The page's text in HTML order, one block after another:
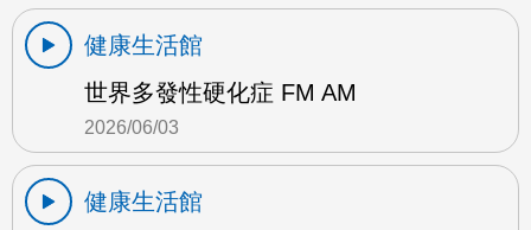
健康生活館
世界多發性硬化症 FM AM
2026/06/03
健康生活館